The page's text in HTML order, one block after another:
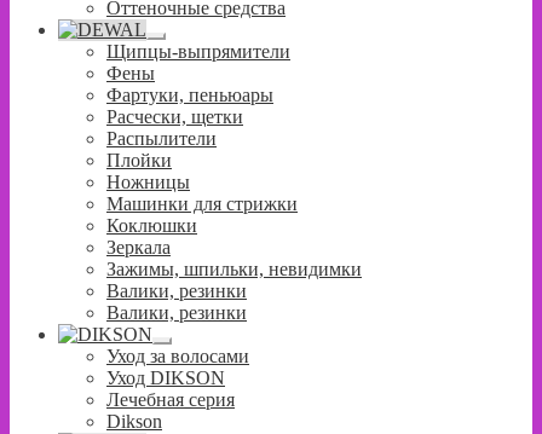
Оттеночные средства
Развернутое
вложенное
Щипцы-выпрямители
Фены
Фартуки, пеньюары
Расчески, щетки
Распылители
Плойки
Ножницы
Машинки для стрижки
Коклюшки
Зеркала
Зажимы, шпильки, невидимки
Валики, резинки
Валики, резинки
Развернутое
вложенное
меню
Уход за волосами
Уход DIKSON
Лечебная серия
Dikson